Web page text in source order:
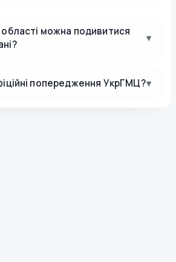
області можна подивитися
▾
попередження УкрГМЦ?▾